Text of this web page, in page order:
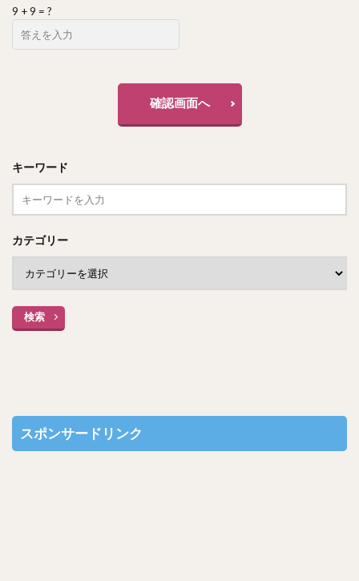
9 + 9 = ?
確認画面へ
キーワード
カテゴリー
検索
スポンサードリンク